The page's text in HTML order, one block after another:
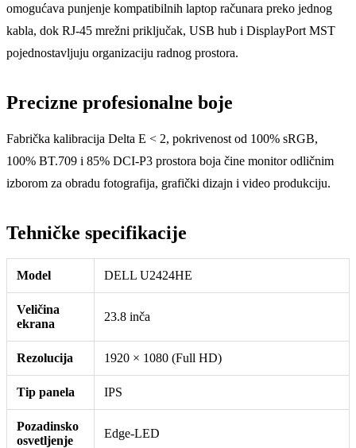
omogućava punjenje kompatibilnih laptop računara preko jednog
kabla, dok RJ-45 mrežni priključak, USB hub i DisplayPort MST
pojednostavljuju organizaciju radnog prostora.
Precizne profesionalne boje
Fabrička kalibracija Delta E < 2, pokrivenost od 100% sRGB,
100% BT.709 i 85% DCI-P3 prostora boja čine monitor odličnim
izborom za obradu fotografija, grafički dizajn i video produkciju.
Tehničke specifikacije
Model DELL U2424HE
Veličina
ekrana
23.8 inča
Rezolucija 1920 × 1080 (Full HD)
Tip panela IPS
Pozadinsko
osvetljenje
Edge-LED